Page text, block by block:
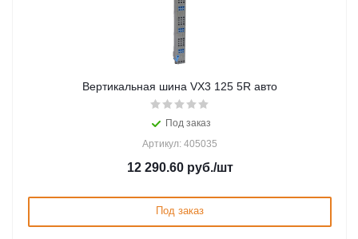
Вертикальная шина VX3 125 5R авто
Под заказ
Артикул: 405035
12 290.60руб./шт
Под заказ